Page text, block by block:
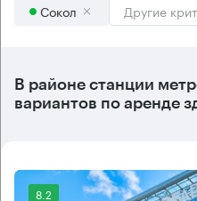
Сокол Другие
В районе станции
вариантов по аренде
8.2